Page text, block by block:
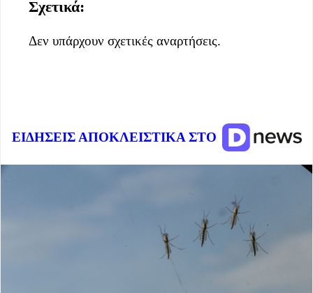
Σχετικά:
Δεν υπάρχουν σχετικές αναρτήσεις.
ΕΙΔΗΣΕΙΣ ΑΠΟΚΛΕΙΣΤΙΚΑ ΣΤΟ